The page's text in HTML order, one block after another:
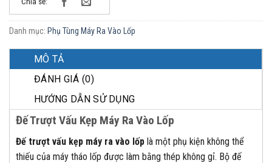
Danh mục: Phụ Tùng Máy Ra Vào Lốp
MÔ TẢ
ĐÁNH GIÁ (0)
HƯỚNG DẪN SỬ DỤNG
Đế Trượt Vấu Kẹp Máy Ra Vào Lốp
Đế trượt vấu kẹp máy ra vào lốp là một phụ kiện không thể
thiếu của máy tháo lốp được làm bằng thép không gỉ. Bộ đế